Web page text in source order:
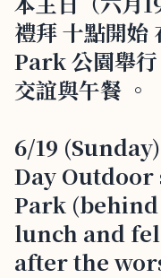
禮拜 十點開
Park 公園舉
交誼與午餐 。
6/19
Day
Park
lunch and
after the